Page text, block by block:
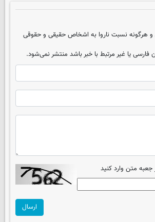
هرگونه نسبت ناروا به اشخاص حقیقی و حقوقی
فارسی یا غیر مرتبط با خبر باشد منتشر نمی‌شود.
جعبه متن وارد کنید
ارسال